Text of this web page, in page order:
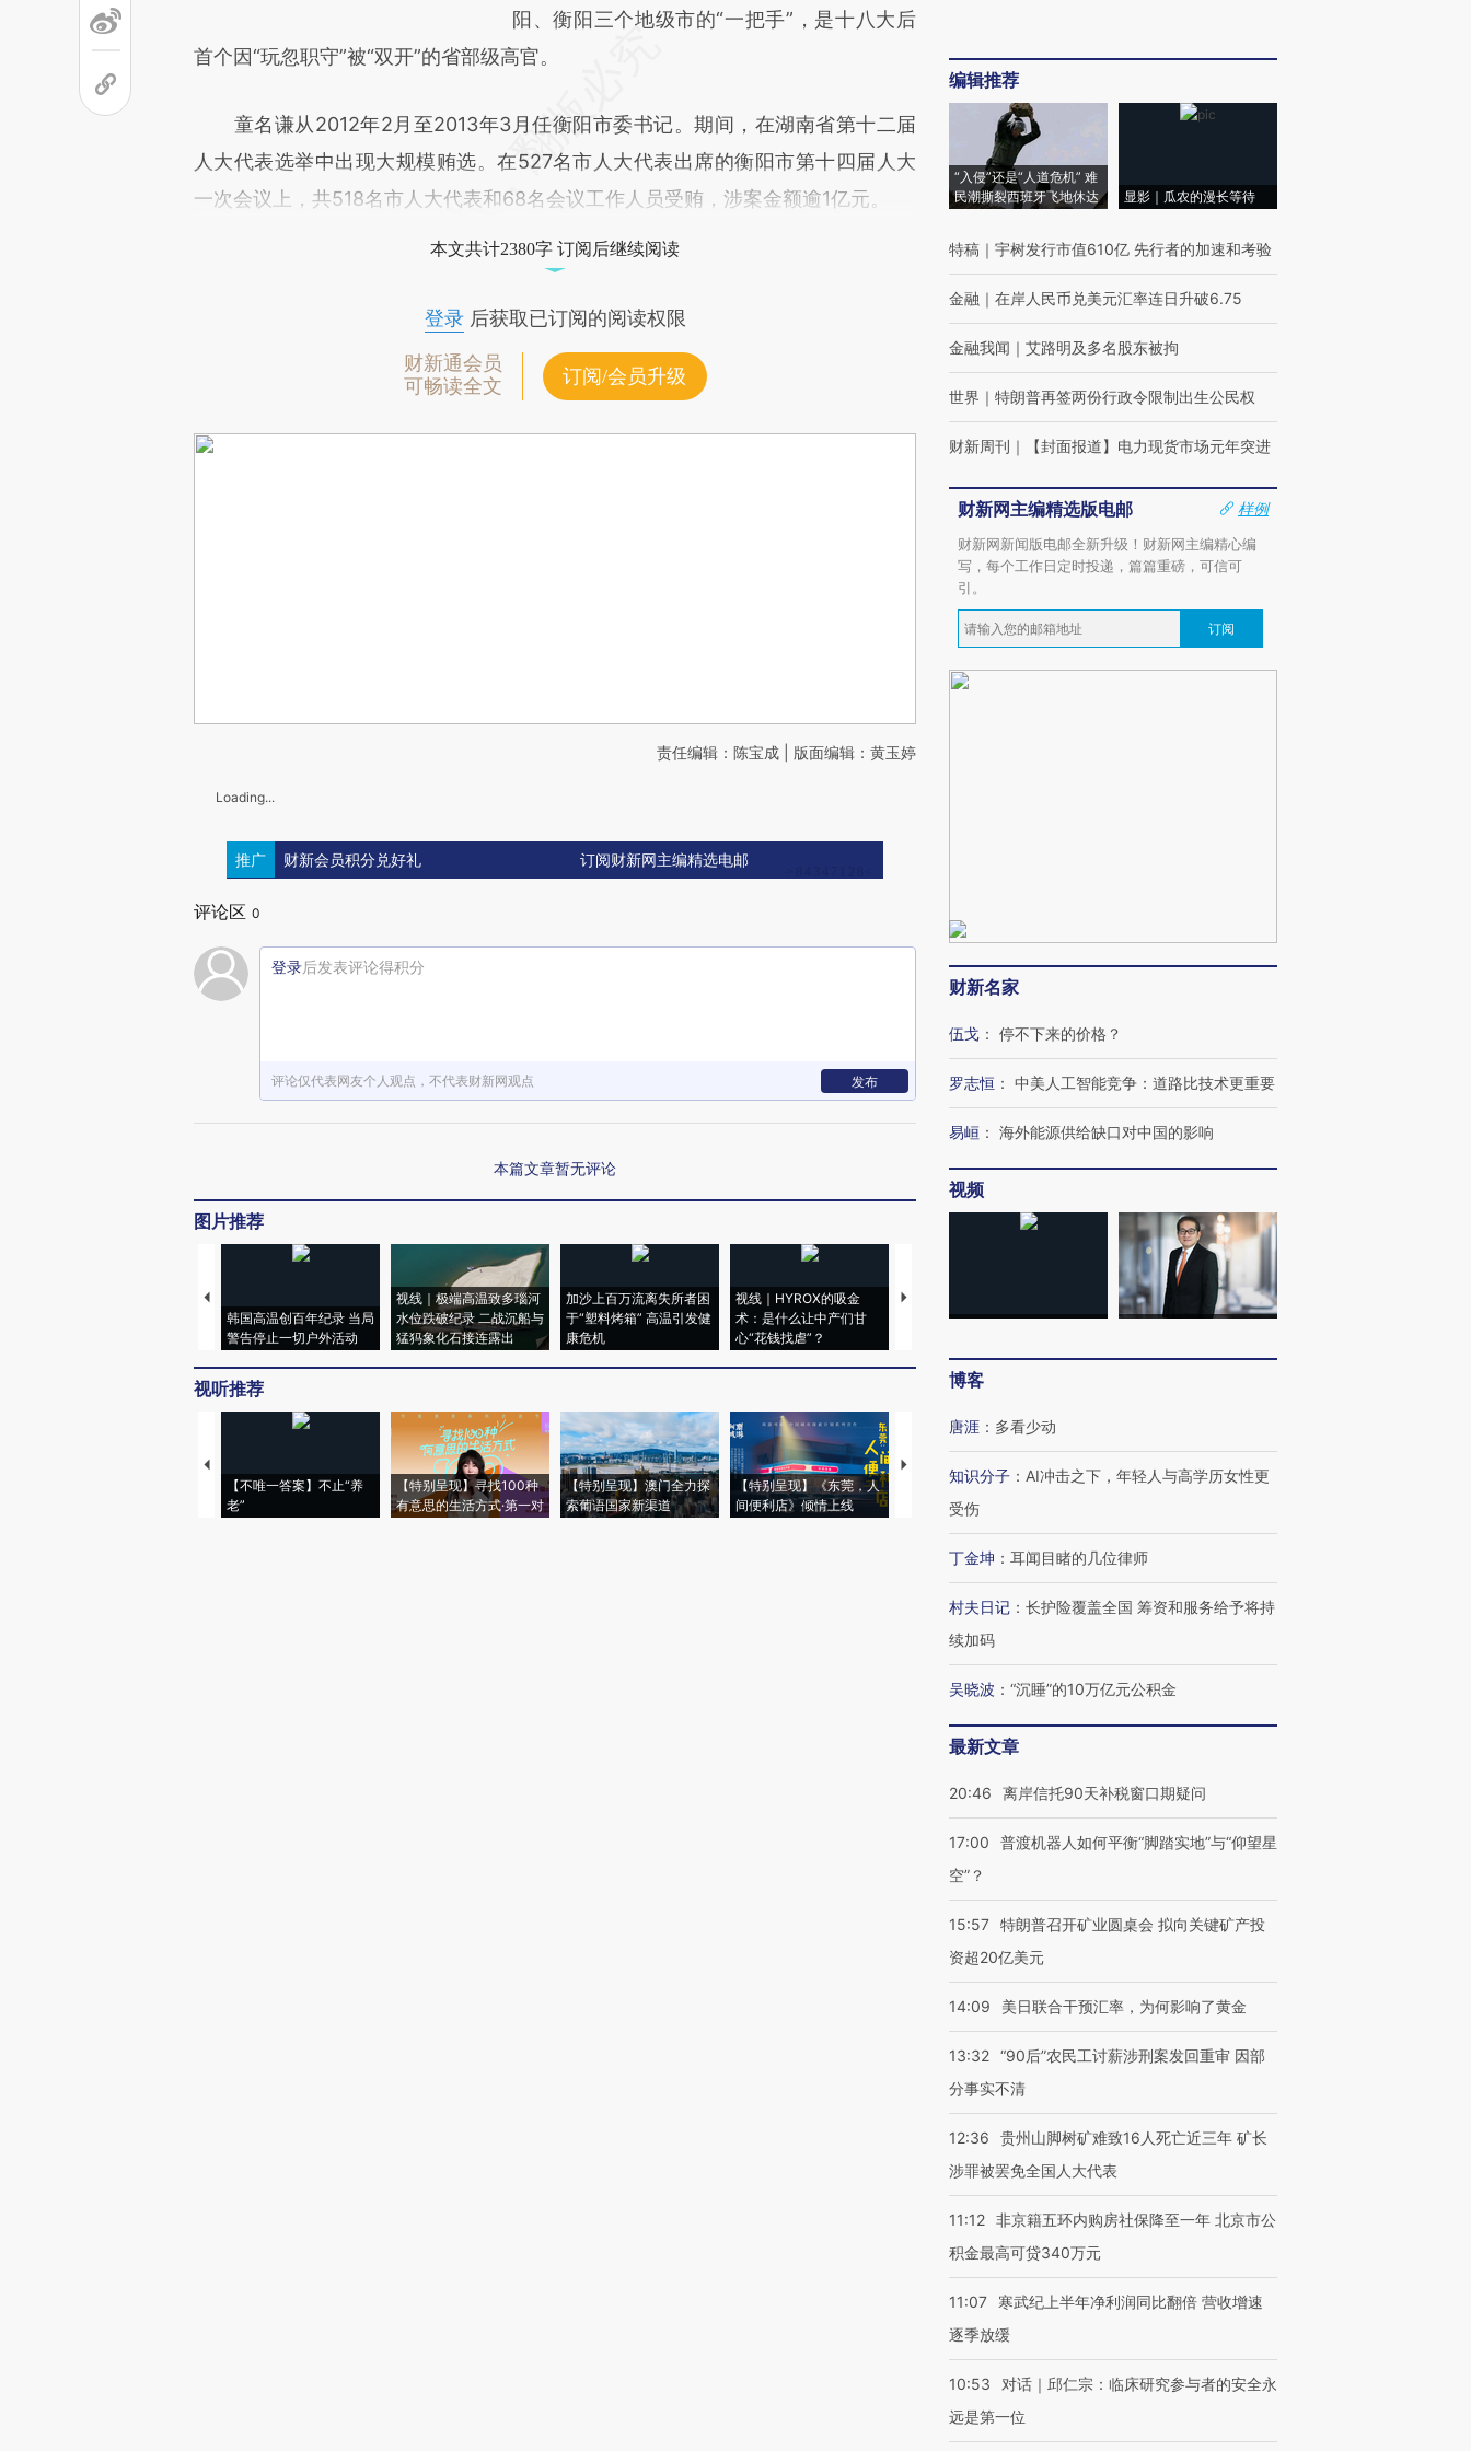
阳、衡阳三个地级市的“一把手”，是十八大后
首个因“玩忽职守”被“双开”的省部级高官。
童名谦从2012年2月至2013年3月任衡阳市委书记。期间，在湖南省第十二届
人大代表选举中出现大规模贿选。在527名市人大代表出席的衡阳市第十四届人大
一次会议上，共518名市人大代表和68名会议工作人员受贿，涉案金额逾1亿元。
本文共计2380字 订阅后继续阅读
登录后获取已订阅的阅读权限
财新通会员
可畅读全文
订阅/会员升级
责任编辑：陈宝成 | 版面编辑：黄玉婷
Loading...
推广 财新会员积分兑好礼 订阅财新网主编精选电邮
评论区 0
登录后发表评论得积分
评论仅代表网友个人观点，不代表财新网观点 发布
本篇文章暂无评论
图片推荐
韩国高温创百年纪录 当局
警告停止一切户外活动
视线｜极端高温致多瑙河
水位跌破纪录 二战沉船与
猛犸象化石接连露出
加沙上百万流离失所者困
于“塑料烤箱” 高温引发健
康危机
视线｜HYROX的吸金
术：是什么让中产们甘
心“花钱找虐”？
马航飞行员跨国走私7万
粒摇头丸 尿检体内含3种
视线｜被称为“蟑螂”的印
度Z世代 用街头抗争将教
视线｜“入侵”还是“人道危
机”？难民潮撕裂西班牙
视听推荐
【不唯一答案】不止“养
老”
【特别呈现】寻找100种
有意思的生活方式·第一对
【特别呈现】澳门全力探
索葡语国家新渠道
【特别呈现】《东莞，人
间便利店》倾情上线
【推广】走进第四届链博
会，让数智科技“链”接产
【特别呈现】寻找100种
【商旅对话】华住集团
CFO：不靠规模取胜，华
编辑推荐
“入侵”还是“人道危机” 难
民潮撕裂西班牙飞地休达
显影｜瓜农的漫长等待
特稿 ｜ 宇树发行市值610亿 先行者的加速和考验
金融 ｜ 在岸人民币兑美元汇率连日升破6.75
金融我闻 ｜ 艾路明及多名股东被拘
世界 ｜ 特朗普再签两份行政令限制出生公民权
财新周刊 ｜ 【封面报道】电力现货市场元年突进
财新网主编精选版电邮
样例
财新网新闻版电邮全新升级！财新网主编精心编
写，每个工作日定时投递，篇篇重磅，可信可
引。
订阅
财新名家
伍戈 ： 停不下来的价格？
罗志恒 ： 中美人工智能竞争：道路比技术更重要
易峘 ： 海外能源供给缺口对中国的影响
视频
博客
唐涯 ： 多看少动
知识分子 ： AI冲击之下，年轻人与高学历女性更
受伤
丁金坤 ： 耳闻目睹的几位律师
村夫日记 ： 长护险覆盖全国 筹资和服务给予将持
续加码
吴晓波 ： “沉睡”的10万亿元公积金
最新文章
20:46 离岸信托90天补税窗口期疑问
17:00
普渡机器人如何平衡“脚踏实地”与“仰望星
空”？
15:57 特朗普召开矿业圆桌会 拟向关键矿产投
资超20亿美元
14:09 美日联合干预汇率，为何影响了黄金
13:32 “90后”农民工讨薪涉刑案发回重审 因部
分事实不清
12:36
贵州山脚树矿难致16人死亡近三年 矿长
涉罪被罢免全国人大代表
11:12 非京籍五环内购房社保降至一年 北京市公
积金最高可贷340万元
11:07
寒武纪上半年净利润同比翻倍 营收增速
逐季放缓
10:53
对话｜邱仁宗：临床研究参与者的安全永
远是第一位